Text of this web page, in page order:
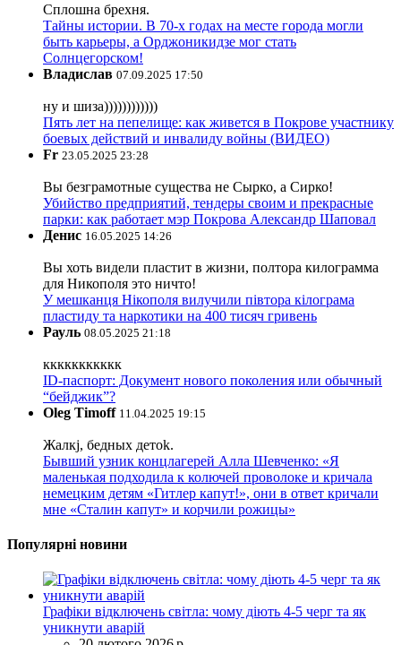
Сплошна брехня.
Тайны истории. В 70-х годах на месте города могли
быть карьеры, а Орджоникидзе мог стать
Солнцегорском!
Владислав 07.09.2025 17:50
ну и шиза))))))))))))
Пять лет на пепелище: как живется в Покрове участнику
боевых действий и инвалиду войны (ВИДЕО)
Fr 23.05.2025 23:28
Вы безграмотные существа не Сырко, а Сирко!
Убийство предприятий, тендеры своим и прекрасные
парки: как работает мэр Покрова Александр Шаповал
Денис 16.05.2025 14:26
Вы хоть видели пластит в жизни, полтора килограмма
для Никополя это ничто!
У мешканця Нікополя вилучили півтора кілограма
пластиду та наркотики на 400 тисяч гривень
Рауль 08.05.2025 21:18
ккккккккккк
ID-паспорт: Документ нового поколения или обычный
“бейджик”?
Oleg Timoff 11.04.2025 19:15
Жалкj, бедных детok.
Бывший узник концлагерей Алла Шевченко: «Я
маленькая подходила к колючей проволоке и кричала
немецким детям «Гитлер капут!», они в ответ кричали
мне «Сталин капут» и корчили рожицы»
Популярні новини
Графіки відключень світла: чому діють 4-5 черг та як
уникнути аварій